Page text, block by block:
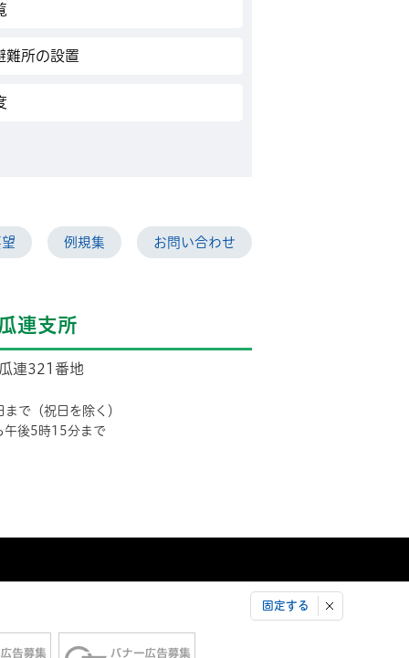
難所の設置
例規集 お問い合わせ
連支所
連321番地
で（祝日を除く）
午後5時15分まで
固定する